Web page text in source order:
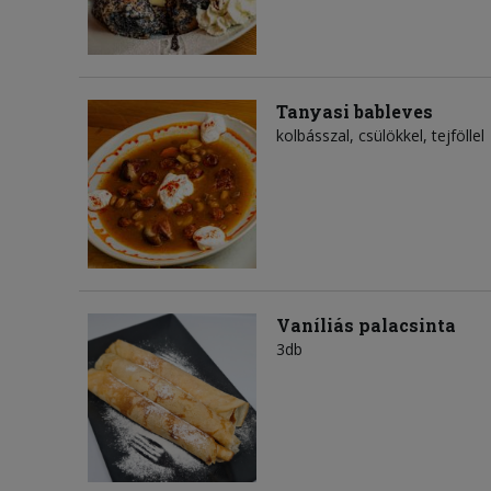
Tanyasi bableves
kolbásszal, csülökkel, tejföllel
Vaníliás palacsinta
3db